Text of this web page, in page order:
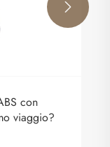
con
viaggio?
